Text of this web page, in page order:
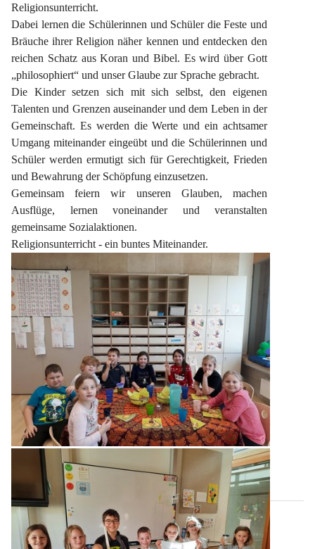
Religionsunterricht.
Dabei lernen die Schülerinnen und Schüler die Feste und
Bräuche ihrer Religion näher kennen und entdecken den
reichen Schatz aus Koran und Bibel. Es wird über Gott
„philosophiert“ und unser Glaube zur Sprache gebracht.
Die Kinder setzen sich mit sich selbst, den eigenen
Talenten und Grenzen auseinander und dem Leben in der
Gemeinschaft. Es werden die Werte und ein achtsamer
Umgang miteinander eingeübt und die Schülerinnen und
Schüler werden ermutigt sich für Gerechtigkeit, Frieden
und Bewahrung der Schöpfung einzusetzen.
Gemeinsam feiern wir unseren Glauben, machen
Ausflüge, lernen voneinander und veranstalten
gemeinsame Sozialaktionen.
Religionsunterricht - ein buntes Miteinander.